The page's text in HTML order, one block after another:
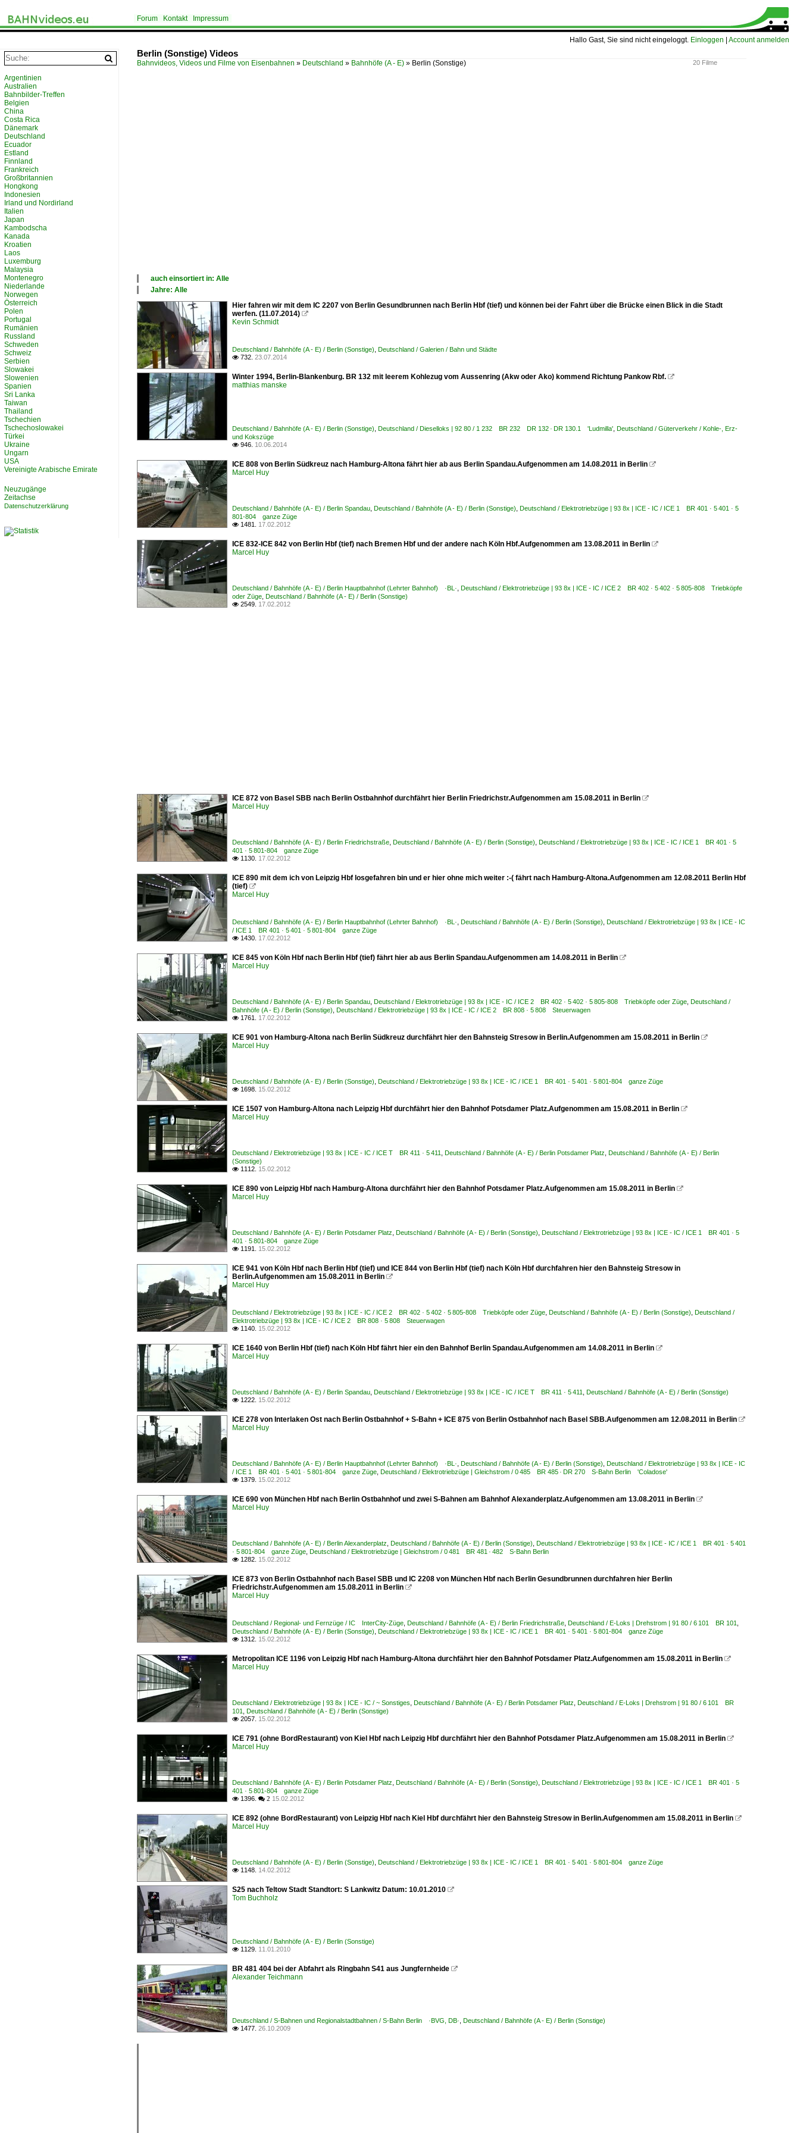
Hallo Gast, Sie sind nicht eingeloggt. Einloggen Account anmelden
Forum Kontakt Impressum
Berlin (Sonstige) Videos
20 Filme
Bahnvideos, Videos und Filme von Eisenbahnen » Deutschland » Bahnhöfe (A - E) » Berlin (Sonstige)
auch einsortiert in: Alle
Deutschland
Jahre: Alle
Alle Jahre
2000
2010
Hier fahren wir mit dem IC 2207 von Berlin Gesundbrunnen nach Berlin Hbf (tief) und können bei der Fahrt über die Brücke einen Blick in die Stadt
werfen. (11.07.2014) 
Kevin Schmidt
Deutschland / Bahnhöfe (A - E) / Berlin (Sonstige) Deutschland / Galerien / Bahn und Städte
 732. 23.07.2014
Winter 1994, Berlin-Blankenburg. BR 132 mit leerem Kohlezug vom Aussenring (Akw oder Ako) kommend Richtung Pankow Rbf. 
matthias manske
Deutschland / Bahnhöfe (A - E) / Berlin (Sonstige) Deutschland / Dieselloks | 92 80 / 1 232 BR 232 DR 132 · DR 130.1 'Ludmilla' Deutschland / Güterverkehr / Kohle-, Erz-
und Kokszüge
 946. 10.06.2014
ICE 808 von Berlin Südkreuz nach Hamburg-Altona fährt hier ab aus Berlin Spandau.Aufgenommen am 14.08.2011 in Berlin 
Marcel Huy
Deutschland / Bahnhöfe (A - E) / Berlin Spandau Deutschland / Bahnhöfe (A - E) / Berlin (Sonstige) Deutschland / Elektrotriebzüge | 93 8x | ICE - IC / ICE 1 BR 401 · 5 401 · 5
801-804 ganze Züge
 1481. 17.02.2012
ICE 832-ICE 842 von Berlin Hbf (tief) nach Bremen Hbf und der andere nach Köln Hbf.Aufgenommen am 13.08.2011 in Berlin 
Marcel Huy
Deutschland / Bahnhöfe (A - E) / Berlin Hauptbahnhof (Lehrter Bahnhof) ·BL· Deutschland / Elektrotriebzüge | 93 8x | ICE - IC / ICE 2 BR 402 · 5 402 · 5 805-808 Triebköpfe
oder Züge Deutschland / Bahnhöfe (A - E) / Berlin (Sonstige)
 2549. 17.02.2012
ICE 872 von Basel SBB nach Berlin Ostbahnhof durchfährt hier Berlin Friedrichstr.Aufgenommen am 15.08.2011 in Berlin 
Marcel Huy
Deutschland / Bahnhöfe (A - E) / Berlin Friedrichstraße Deutschland / Bahnhöfe (A - E) / Berlin (Sonstige) Deutschland / Elektrotriebzüge | 93 8x | ICE - IC / ICE 1 BR 401 · 5
401 · 5 801-804 ganze Züge
 1130. 17.02.2012
ICE 890 mit dem ich von Leipzig Hbf losgefahren bin und er hier ohne mich weiter :-( fährt nach Hamburg-Altona.Aufgenommen am 12.08.2011 Berlin Hbf
(tief) 
Marcel Huy
Deutschland / Bahnhöfe (A - E) / Berlin Hauptbahnhof (Lehrter Bahnhof) ·BL· Deutschland / Bahnhöfe (A - E) / Berlin (Sonstige) Deutschland / Elektrotriebzüge | 93 8x | ICE - IC
/ ICE 1 BR 401 · 5 401 · 5 801-804 ganze Züge
 1430. 17.02.2012
ICE 845 von Köln Hbf nach Berlin Hbf (tief) fährt hier ab aus Berlin Spandau.Aufgenommen am 14.08.2011 in Berlin 
Marcel Huy
Deutschland / Bahnhöfe (A - E) / Berlin Spandau Deutschland / Elektrotriebzüge | 93 8x | ICE - IC / ICE 2 BR 402 · 5 402 · 5 805-808 Triebköpfe oder Züge Deutschland /
Bahnhöfe (A - E) / Berlin (Sonstige) Deutschland / Elektrotriebzüge | 93 8x | ICE - IC / ICE 2 BR 808 · 5 808 Steuerwagen
 1761. 17.02.2012
ICE 901 von Hamburg-Altona nach Berlin Südkreuz durchfährt hier den Bahnsteig Stresow in Berlin.Aufgenommen am 15.08.2011 in Berlin 
Marcel Huy
Deutschland / Bahnhöfe (A - E) / Berlin (Sonstige) Deutschland / Elektrotriebzüge | 93 8x | ICE - IC / ICE 1 BR 401 · 5 401 · 5 801-804 ganze Züge
 1698. 15.02.2012
ICE 1507 von Hamburg-Altona nach Leipzig Hbf durchfährt hier den Bahnhof Potsdamer Platz.Aufgenommen am 15.08.2011 in Berlin 
Marcel Huy
Deutschland / Elektrotriebzüge | 93 8x | ICE - IC / ICE T BR 411 · 5 411 Deutschland / Bahnhöfe (A - E) / Berlin Potsdamer Platz Deutschland / Bahnhöfe (A - E) / Berlin
(Sonstige)
 1112. 15.02.2012
ICE 890 von Leipzig Hbf nach Hamburg-Altona durchfährt hier den Bahnhof Potsdamer Platz.Aufgenommen am 15.08.2011 in Berlin 
Marcel Huy
Deutschland / Bahnhöfe (A - E) / Berlin Potsdamer Platz Deutschland / Bahnhöfe (A - E) / Berlin (Sonstige) Deutschland / Elektrotriebzüge | 93 8x | ICE - IC / ICE 1 BR 401 · 5
401 · 5 801-804 ganze Züge
 1191. 15.02.2012
ICE 941 von Köln Hbf nach Berlin Hbf (tief) und ICE 844 von Berlin Hbf (tief) nach Köln Hbf durchfahren hier den Bahnsteig Stresow in
Berlin.Aufgenommen am 15.08.2011 in Berlin 
Marcel Huy
Deutschland / Elektrotriebzüge | 93 8x | ICE - IC / ICE 2 BR 402 · 5 402 · 5 805-808 Triebköpfe oder Züge Deutschland / Bahnhöfe (A - E) / Berlin (Sonstige) Deutschland /
Elektrotriebzüge | 93 8x | ICE - IC / ICE 2 BR 808 · 5 808 Steuerwagen
 1140. 15.02.2012
ICE 1640 von Berlin Hbf (tief) nach Köln Hbf fährt hier ein den Bahnhof Berlin Spandau.Aufgenommen am 14.08.2011 in Berlin 
Marcel Huy
Deutschland / Bahnhöfe (A - E) / Berlin Spandau Deutschland / Elektrotriebzüge | 93 8x | ICE - IC / ICE T BR 411 · 5 411 Deutschland / Bahnhöfe (A - E) / Berlin (Sonstige)
 1222. 15.02.2012
ICE 278 von Interlaken Ost nach Berlin Ostbahnhof + S-Bahn + ICE 875 von Berlin Ostbahnhof nach Basel SBB.Aufgenommen am 12.08.2011 in Berlin 
Marcel Huy
Deutschland / Bahnhöfe (A - E) / Berlin Hauptbahnhof (Lehrter Bahnhof) ·BL· Deutschland / Bahnhöfe (A - E) / Berlin (Sonstige) Deutschland / Elektrotriebzüge | 93 8x | ICE - IC
/ ICE 1 BR 401 · 5 401 · 5 801-804 ganze Züge Deutschland / Elektrotriebzüge | Gleichstrom / 0 485 BR 485 · DR 270 S-Bahn Berlin 'Coladose'
 1379. 15.02.2012
ICE 690 von München Hbf nach Berlin Ostbahnhof und zwei S-Bahnen am Bahnhof Alexanderplatz.Aufgenommen am 13.08.2011 in Berlin 
Marcel Huy
Deutschland / Bahnhöfe (A - E) / Berlin Alexanderplatz Deutschland / Bahnhöfe (A - E) / Berlin (Sonstige) Deutschland / Elektrotriebzüge | 93 8x | ICE - IC / ICE 1 BR 401 · 5 401
· 5 801-804 ganze Züge Deutschland / Elektrotriebzüge | Gleichstrom / 0 481 BR 481 · 482 S-Bahn Berlin
 1282. 15.02.2012
ICE 873 von Berlin Ostbahnhof nach Basel SBB und IC 2208 von München Hbf nach Berlin Gesundbrunnen durchfahren hier Berlin
Friedrichstr.Aufgenommen am 15.08.2011 in Berlin 
Marcel Huy
Deutschland / Regional- und Fernzüge / IC InterCity-Züge Deutschland / Bahnhöfe (A - E) / Berlin Friedrichstraße Deutschland / E-Loks | Drehstrom | 91 80 / 6 101 BR 101
Deutschland / Bahnhöfe (A - E) / Berlin (Sonstige) Deutschland / Elektrotriebzüge | 93 8x | ICE - IC / ICE 1 BR 401 · 5 401 · 5 801-804 ganze Züge
 1312. 15.02.2012
Metropolitan ICE 1196 von Leipzig Hbf nach Hamburg-Altona durchfährt hier den Bahnhof Potsdamer Platz.Aufgenommen am 15.08.2011 in Berlin 
Marcel Huy
Deutschland / Elektrotriebzüge | 93 8x | ICE - IC / ~ Sonstiges Deutschland / Bahnhöfe (A - E) / Berlin Potsdamer Platz Deutschland / E-Loks | Drehstrom | 91 80 / 6 101 BR
101
Deutschland / Bahnhöfe (A - E) / Berlin (Sonstige)
 2057. 15.02.2012
ICE 791 (ohne BordRestaurant) von Kiel Hbf nach Leipzig Hbf durchfährt hier den Bahnhof Potsdamer Platz.Aufgenommen am 15.08.2011 in Berlin 
Marcel Huy
Deutschland / Bahnhöfe (A - E) / Berlin Potsdamer Platz Deutschland / Bahnhöfe (A - E) / Berlin (Sonstige) Deutschland / Elektrotriebzüge | 93 8x | ICE - IC / ICE 1 BR 401 · 5
401 · 5 801-804 ganze Züge
 1396.  2 15.02.2012
ICE 892 (ohne BordRestaurant) von Leipzig Hbf nach Kiel Hbf durchfährt hier den Bahnsteig Stresow in Berlin.Aufgenommen am 15.08.2011 in Berlin 
Marcel Huy
Deutschland / Bahnhöfe (A - E) / Berlin (Sonstige) Deutschland / Elektrotriebzüge | 93 8x | ICE - IC / ICE 1 BR 401 · 5 401 · 5 801-804 ganze Züge
 1148. 14.02.2012
S25 nach Teltow Stadt Standtort: S Lankwitz Datum: 10.01.2010 
Tom Buchholz
Deutschland / Bahnhöfe (A - E) / Berlin (Sonstige)
 1129. 11.01.2010
BR 481 404 bei der Abfahrt als Ringbahn S41 aus Jungfernheide 
Alexander Teichmann
Deutschland / S-Bahnen und Regionalstadtbahnen / S-Bahn Berlin ·BVG, DB· Deutschland / Bahnhöfe (A - E) / Berlin (Sonstige)
 1477. 26.10.2009
Argentinien
Australien
Bahnbilder-Treffen
Belgien
China
Costa Rica
Dänemark
Deutschland
Ecuador
Estland
Finnland
Frankreich
Großbritannien
Hongkong
Indonesien
Irland und Nordirland
Italien
Japan
Kambodscha
Kanada
Kroatien
Laos
Luxemburg
Malaysia
Montenegro
Niederlande
Norwegen
Österreich
Polen
Portugal
Rumänien
Russland
Schweden
Schweiz
Serbien
Slowakei
Slowenien
Spanien
Sri Lanka
Taiwan
Thailand
Tschechien
Tschechoslowakei
Türkei
Ukraine
Ungarn
USA
Vereinigte Arabische Emirate
Neuzugänge
Zeitachse
Datenschutzerklärung